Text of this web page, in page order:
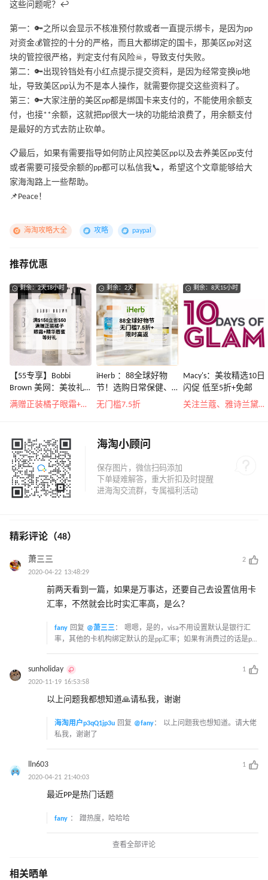
这些问题呢？↩️
第一：🔑之所以会显示不核准预付款或者一直提示绑卡，是因为pp
对资金💰管控的十分的严格，而且大都绑定的国卡，那美区pp对这
块的管控很严格，判定支付有风险☠，导致支付失败。
第二：🔑出现铃铛处有小红点提示提交资料，是因为经常变换ip地
址，导致美区pp认为不是本人操作，就需要你提交这些资料了。
第三：🔑大家注册的美区pp都是绑国卡来支付的，不能使用余额支
付，也接**余额，这就把pp很大一块的功能给浪费了，用余额支付
是最好的方式去防止砍单。
📋最后，如果有需要指导如何防止风控美区pp以及去养美区pp支付
或者需要可接受余额的pp都可以私信我📞，希望这个文章能够给大
家海淘路上一些帮助。
📌Peace！
海淘攻略大全 攻略 paypal
推荐优惠
剩余：2天18小时
【55专享】Bobbi
Brown 美网：美妆礼
遇！满$150立省$50
满赠正装橘子眼霜+精华唇蜜等好礼
剩余：2天
iHerb ：88全球好物
节！选购日常保健、
健身补剂、护肤洗护
无门槛7.5折
剩余：8天15小时
Macy's：美妆精选10日
闪促 低至5折+免邮
关注兰蔻、雅诗兰黛等 每日更新
海淘小顾问
精彩评论（48）
萧三三
2
2020-04-22 13:48:29
前两天看到一篇，如果是万事达，还要自己去设置信用卡
汇率，不然就会比时实汇率高，是么？
fany 回复 @萧三三： 嗯嗯，是的，visa不用设置默认是银行汇
率，其他的卡机构绑定默认的是pp汇率；如果有消费过的话是pp
sunholiday
1
2020-11-19 16:53:58
以上问题我都想知道🙏请私我，谢谢
海淘用户p3qQ1jp3u 回复 @fany： 以上问题我也想知道。请大佬
私我，谢谢了
lln603
1
2020-04-21 21:40:03
最近PP是热门话题
fany ： 蹭热度，哈哈哈
查看全部评论
相关晒单